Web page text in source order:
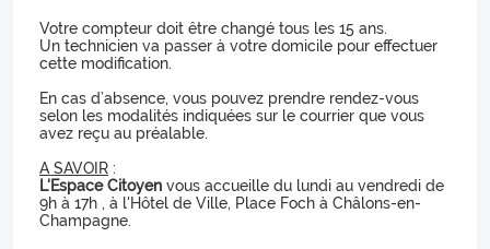
Votre compteur doit être changé tous les 15 ans.
Un technicien va passer à votre domicile pour effectuer
cette modification.
En cas d’absence, vous pouvez prendre rendez-vous
selon les modalités indiquées sur le courrier que vous
avez reçu au préalable.
A SAVOIR :
L'Espace Citoyen vous accueille du lundi au vendredi de
9h à 17h , à l'Hôtel de Ville, Place Foch à Châlons-en-
Champagne.